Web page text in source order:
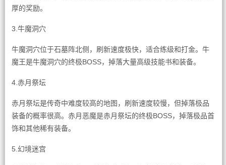
厚的奖励。
3.牛魔洞穴
牛魔洞穴位于石墓阵北侧，刷新速度极快，适合练级和打金。牛
魔王是牛魔洞穴的终极BOSS，掉落大量高级技能书和装备。
4.赤月祭坛
赤月祭坛是传奇中难度较高的地图，刷新速度较慢，但掉落极品
装备的概率很高。赤月恶魔是赤月祭坛的终极BOSS，掉落极品首
饰和其他稀有装备。
5.幻境迷宫